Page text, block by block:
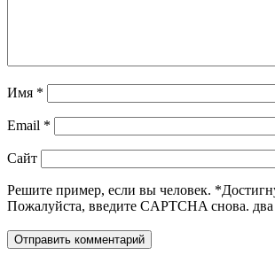
Имя *
Email *
Сайт
Решите пример, если вы человек. *
Пожалуйста, введите CAPTCHA снова. два